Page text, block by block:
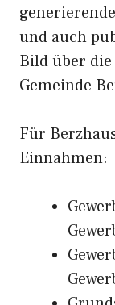
und auch
Bild über
Gemeinde
Für
Einnahmen: